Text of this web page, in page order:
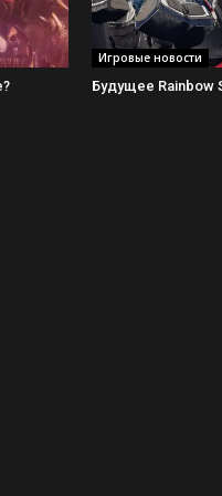
Игровые новости
Будущее Rainbow